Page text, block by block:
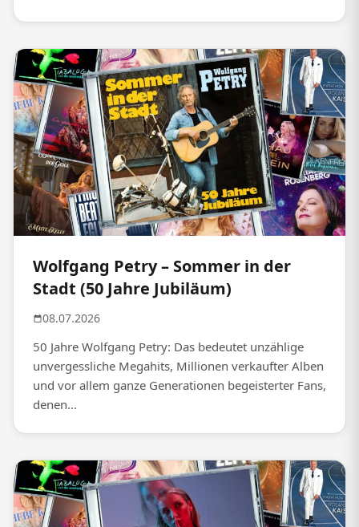
Wolfgang Petry – Sommer in der
Stadt (50 Jahre Jubiläum)
08.07.2026
50 Jahre Wolfgang Petry: Das bedeutet unzählige
unvergessliche Megahits, Millionen verkaufter Alben
und vor allem ganze Generationen begeisterter Fans,
denen...